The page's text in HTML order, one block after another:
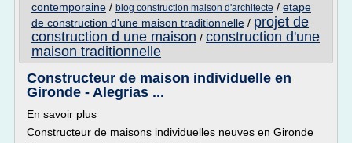
contemporaine / blog construction maison d'architecte / etape
de construction d'une maison traditionnelle / projet de
construction d une maison / construction d'une
maison traditionnelle
Constructeur de maison individuelle en
Gironde - Alegrias ...
En savoir plus
Constructeur de maisons individuelles neuves en Gironde